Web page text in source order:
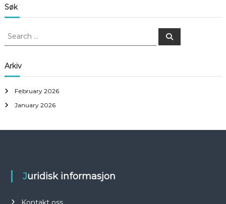
Søk
S
r
c
f
o
S
Arkiv
February 2026
January 2026
Juridisk informasjon